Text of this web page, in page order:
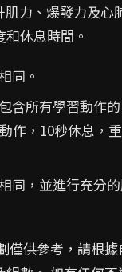
力、爆發力及心
休息時間。
同。
含所有學習動作
作，10秒休息，
同，並進行充分
僅供參考，請根